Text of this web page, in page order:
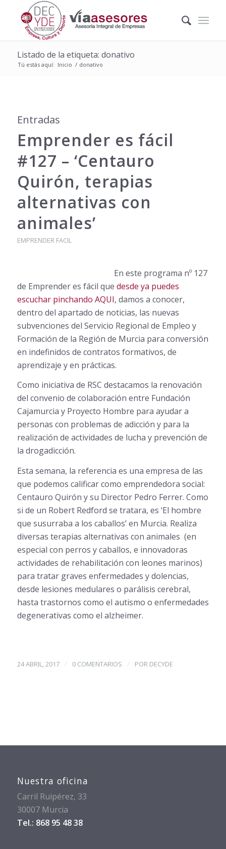
Listado de la etiqueta: donativo
Tú estás aquí: Inicio / donativo
Entradas
Emprender es fácil
#127 – ‘Centauro
Quirón, terapias
alternativas con
animales’
EMPRENDER FACIL
En este programa nº 127
de Emprender es fácil que desde ya puedes
escuchar pinchando AQUI, damos a conocer,
dentro del apartado de noticias, las nuevas
subvenciones del Servicio Regional de Empleo y
Formación de la Región de Murcia para conversión
en indefinidos de contratos formativos, de
aprendizaje y en prácticas.
Como iniciativa de RSC destacamos la renovación
del convenio de colaboración entre Fundación
Cajamurcia y Proyecto Hombre para ayudar a
personas con problemas de adicción y para la
realización de actividades de lucha y prevención de
la drogadicción.
Esta semana, la referencia es una empresa de las
que podemos calificar como emprendedora social:
Centauro Quirón y su Director Pedro Ferrer. Como
si de un Robert Redford se tratara, es ‘El hombre
que susurraba a los caballos’ en Murcia. Realiza
diversas terapias alternativas con animales (en
especial con perros y caballos, e innovadoras
actividades de rehabilitación con leones marinos)
para tratar graves enfermedades y dolencias,
desde lesiones medulares o parálisis cerebral,
hasta trastornos como el autismo o enfermedades
degenerativas como el alzheimer.
24 ABRIL, 2017 / 0 COMENTARIOS / POR DECYDE
Nuestra oficina
Carril Ruipérez, 33
30007 Murcia
Tel.: 868 95 48 38